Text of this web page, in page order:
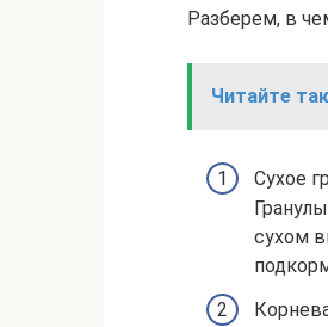
Разберем, в
Читайте
Сухое
сухом